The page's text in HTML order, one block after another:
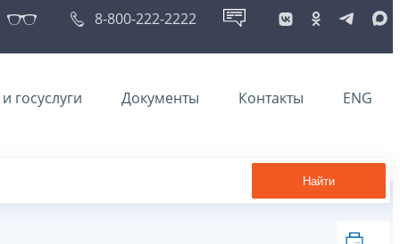
8-800-222-2222
госуслуги Документы Контакты ENG
Найти